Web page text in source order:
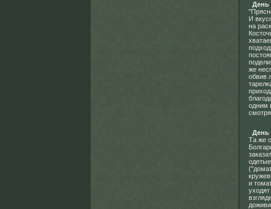
День
И
на
же
обвив
одним
День
Та же
и